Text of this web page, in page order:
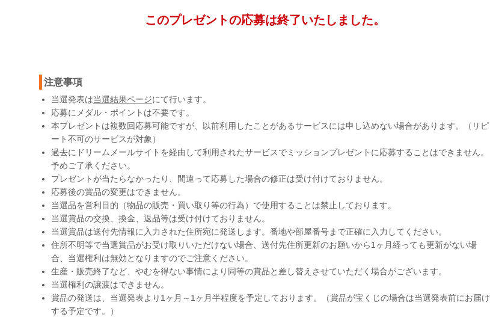
このプレゼントの応募は終了いたしました。
注意事項
当選発表は当選結果ページにて行います。
応募にメダル・ポイントは不要です。
本プレゼントは複数回応募可能ですが、以前利用したことがあるサービスには申し込めない場合があります。（リピ
ート不可のサービスが対象）
過去にドリームメールサイトを経由して利用されたサービスでミッションプレゼントに応募することはできません。
予めご了承ください。
プレゼントが当たらなかったり、間違って応募した場合の修正は受け付けておりません。
応募後の賞品の変更はできません。
当選品を営利目的（物品の販売・買い取り等の行為）で使用することは禁止しております。
当選賞品の交換、換金、返品等は受け付けておりません。
当選賞品は送付先情報に入力された住所宛に発送します。番地や部屋番号まで正確に入力してください。
住所不明等で当選賞品がお受け取りいただけない場合、送付先住所更新のお願いから1ヶ月経っても更新がない場
合、当選権利は無効となりますのでご注意ください。
生産・販売終了など、やむを得ない事情により同等の賞品と差し替えさせていただく場合がございます。
当選権利の譲渡はできません。
賞品の発送は、当選発表より1ヶ月～1ヶ月半程度を予定しております。（賞品が宝くじの場合は当選発表前にお届け
する予定です。）